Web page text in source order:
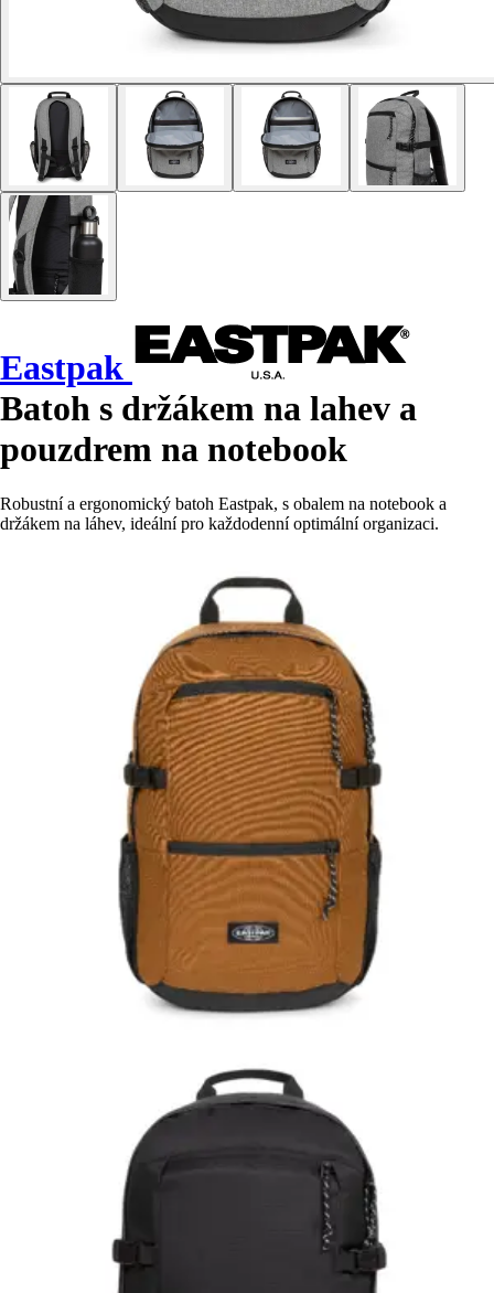
Eastpak
Batoh s držákem na lahev a
pouzdrem na notebook
Robustní a ergonomický batoh Eastpak, s obalem na notebook a
držákem na láhev, ideální pro každodenní optimální organizaci.